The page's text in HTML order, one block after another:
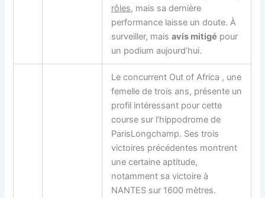
rôles, mais sa dernière
performance laisse un doute. À
surveiller, maisavis mitigé pour
un podium aujourd’hui.
Le concurrent Out of Africa , une
femelle de trois ans, présente un
profil intéressant pour cette
course sur l’hippodrome de
ParisLongchamp. Ses trois
victoires précédentes montrent
une certaine aptitude,
notamment sa victoire à
NANTES sur 1600 mètres.